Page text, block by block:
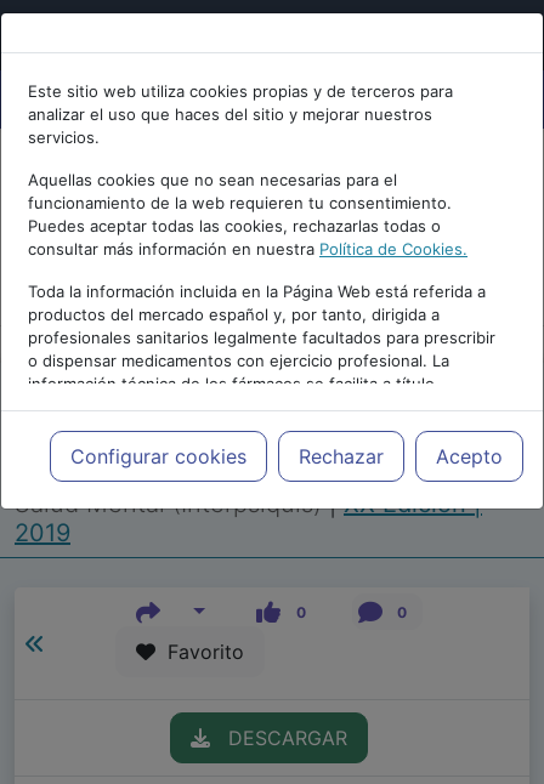
Este sitio web utiliza cookies propias y de terceros para
analizar el uso que haces del sitio y mejorar nuestros
servicios.
Aquellas cookies que no sean necesarias para el
funcionamiento de la web requieren tu consentimiento.
Puedes aceptar todas las cookies, rechazarlas todas o
consultar más información en nuestra Política de Cookies.
Toda la información incluida en la Página Web está referida a
productos del mercado español y, por tanto, dirigida a
profesionales sanitarios legalmente facultados para prescribir
o dispensar medicamentos con ejercicio profesional. La
información técnica de los fármacos se facilita a título
meramente informativo, siendo responsabilidad de los
profesionales facultados prescribir medicamentos y decidir, en
cada caso concreto, el tratamiento más adecuado a las
necesidades del paciente.
Configurar cookies Rechazar Acepto
Repositorio de Artículos |Congreso Virtual
Internacional de Psiquiatría, Psicología y
Salud Mental (Interpsiquis)|XX Edición |
2019
0 0
Favorito
DESCARGAR